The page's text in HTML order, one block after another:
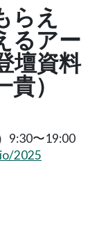
らえ
るアー
壇資料
貴）
9:30〜19:00
2025